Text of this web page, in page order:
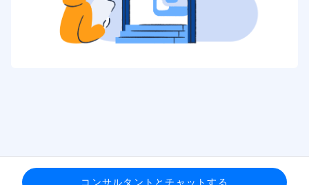
コンサルタントとチャットする